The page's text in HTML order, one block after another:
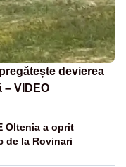
devierea
VIDEO
Oltenia a oprit
de la Rovinari